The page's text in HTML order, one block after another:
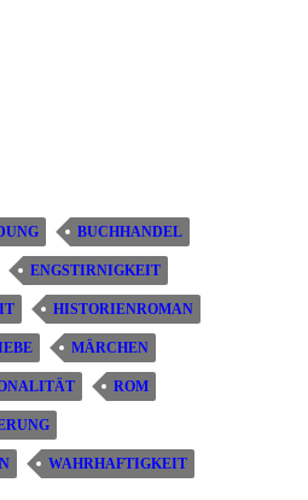
BUCHHANDEL
ENGSTIRNIGKEIT
HISTORIENROMAN
MÄRCHEN
ROM
WAHRHAFTIGKEIT